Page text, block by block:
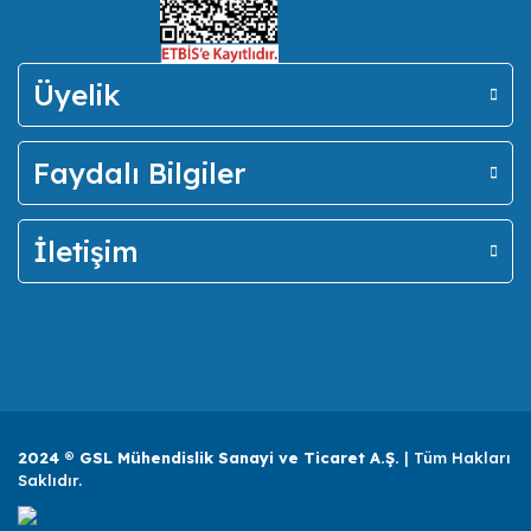
Üyelik
Faydalı Bilgiler
İletişim
2024 ® GSL Mühendislik Sanayi ve Ticaret A.Ş. | Tüm Hakları
Saklıdır.